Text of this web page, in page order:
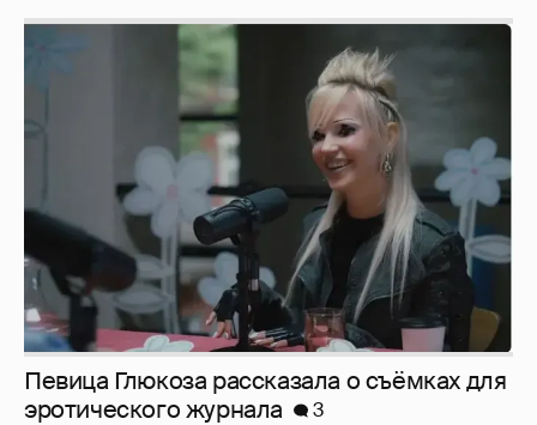
Певица Глюкоза рассказала о съёмках для
эротического журнала
3